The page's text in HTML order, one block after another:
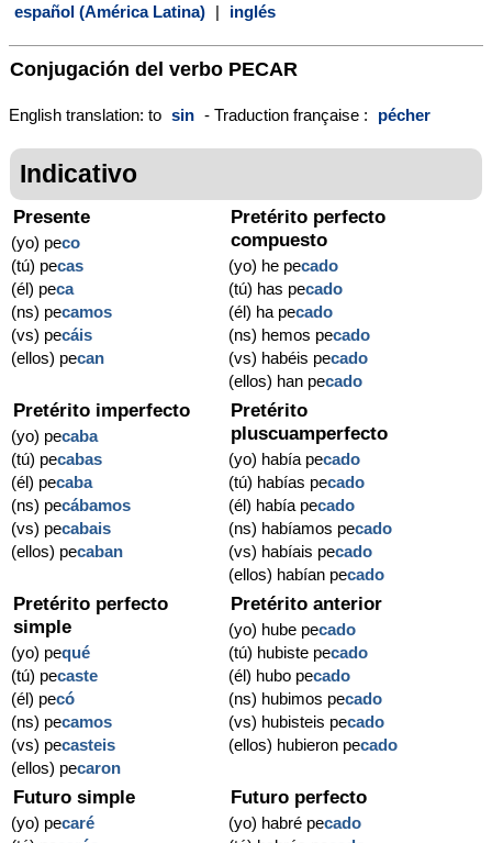
español (América Latina) | inglés
Conjugación del verbo PECAR
English translation: to sin - Traduction française : pécher
Indicativo
Presente
(yo) peco
(tú) pecas
(él) peca
(ns) pecamos
(vs) pecáis
(ellos) pecan
Pretérito perfecto
compuesto
(yo) he pecado
(tú) has pecado
(él) ha pecado
(ns) hemos pecado
(vs) habéis pecado
(ellos) han pecado
Pretérito imperfecto
(yo) pecaba
(tú) pecabas
(él) pecaba
(ns) pecábamos
(vs) pecabais
(ellos) pecaban
Pretérito
pluscuamperfecto
(yo) había pecado
(tú) habías pecado
(él) había pecado
(ns) habíamos pecado
(vs) habíais pecado
(ellos) habían pecado
Pretérito perfecto
simple
(yo) pequé
(tú) pecaste
(él) pecó
(ns) pecamos
(vs) pecasteis
(ellos) pecaron
Pretérito anterior
(yo) hube pecado
(tú) hubiste pecado
(él) hubo pecado
(ns) hubimos pecado
(vs) hubisteis pecado
(ellos) hubieron pecado
Futuro simple
(yo) pecaré
Futuro perfecto
(yo) habré pecado